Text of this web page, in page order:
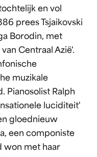
en vol
prees Tsjaikovski
Borodin, met
Centraal Azië'.
muzikale
Pianosolist Ralph
luciditeit'
gloednieuw
een componiste
won met haar